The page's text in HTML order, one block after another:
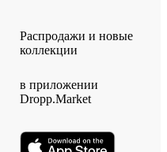
Распродажи и новые
коллекции
в приложении
Dropp.Market